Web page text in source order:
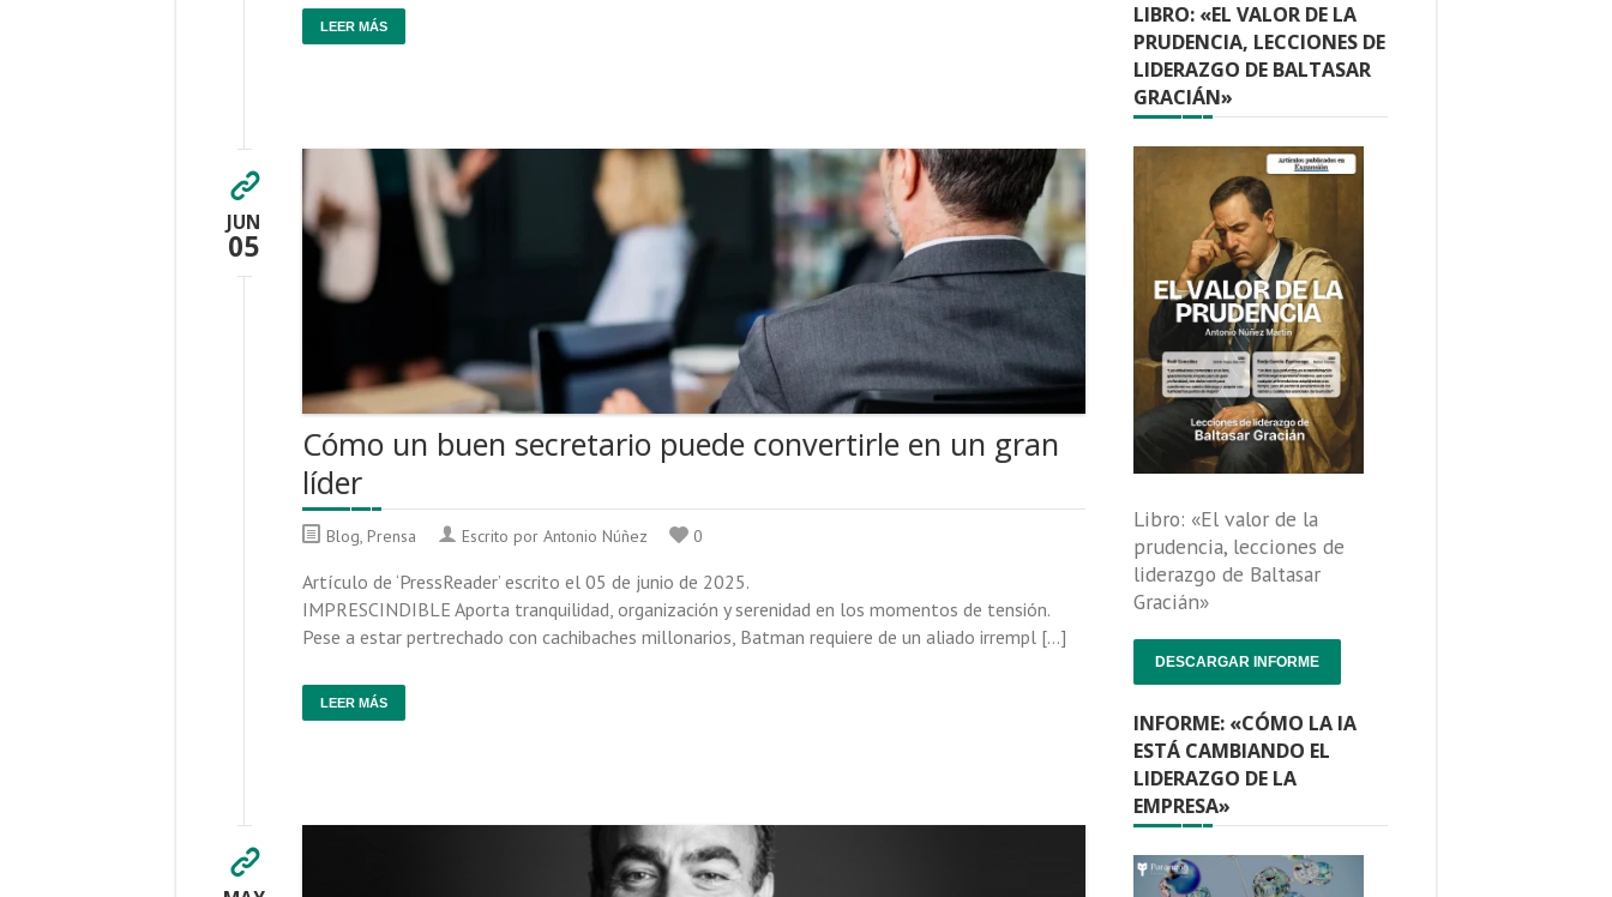
LEER MÁS
JUN
05
Cómo un buen secre­ta­rio puede con­ver­tirle en un gran
líder
Blog, Prensa Escrito por Antonio Núñez 0
Artículo de ‘PressReader’ escrito el 05 de junio de 2025.
IMPRESCINDIBLE Aporta tran­qui­li­dad, orga­ni­za­ción y sere­ni­dad en los momen­tos de ten­sión.
Pese a estar per­tre­chado con cachi­ba­ches millo­na­rios, Bat­man requiere de un aliado irrem­pl […]
LEER MÁS
LIBRO: «EL VALOR DE LA
PRUDENCIA, LECCIONES DE
LIDERAZGO DE BALTASAR
GRACIÁN»
Libro: «El valor de la
prudencia, lecciones de
liderazgo de Baltasar
Gracián»
DESCARGAR INFORME
INFORME: «CÓMO LA IA
ESTÁ CAMBIANDO EL
LIDERAZGO DE LA
EMPRESA»